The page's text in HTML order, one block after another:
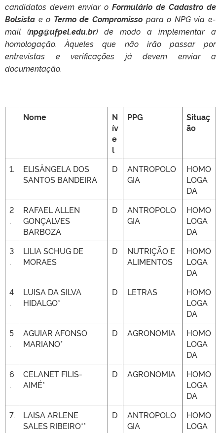
candidatos devem enviar o Formulário de Cadastro de
Bolsista e o Termo de Compromisso para o NPG via e-
mail (npg@ufpel.edu.br) de modo a implementar a
homologação. Àqueles que não irão passar por
entrevistas e verificações já devem enviar a
documentação.
Nome
N
ív
e
l
PPG
Situaç
ão
1.
ELISÂNGELA DOS
SANTOS BANDEIRA
D
ANTROPOLO
GIA
HOMO
LOGA
DA
2
.
RAFAEL ALLEN
GONÇALVES
BARBOZA
D
ANTROPOLO
GIA
HOMO
LOGA
DA
3
.
LILIA SCHUG DE
MORAES
D
NUTRIÇÃO E
ALIMENTOS
HOMO
LOGA
DA
4
.
LUISA DA SILVA
HIDALGO*
D LETRAS
HOMO
LOGA
DA
5
.
AGUIAR AFONSO
MARIANO*
D AGRONOMIA
HOMO
LOGA
DA
6
.
CELANET FILIS-
AIMÉ*
D AGRONOMIA
HOMO
LOGA
DA
7.
LAISA ARLENE
SALES RIBEIRO**
D
ANTROPOLO
GIA
HOMO
LOGA